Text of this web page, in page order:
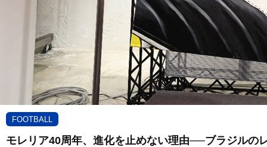
FOOTBALL
モレリア40周年、進化を止めない理由──ブラジルの